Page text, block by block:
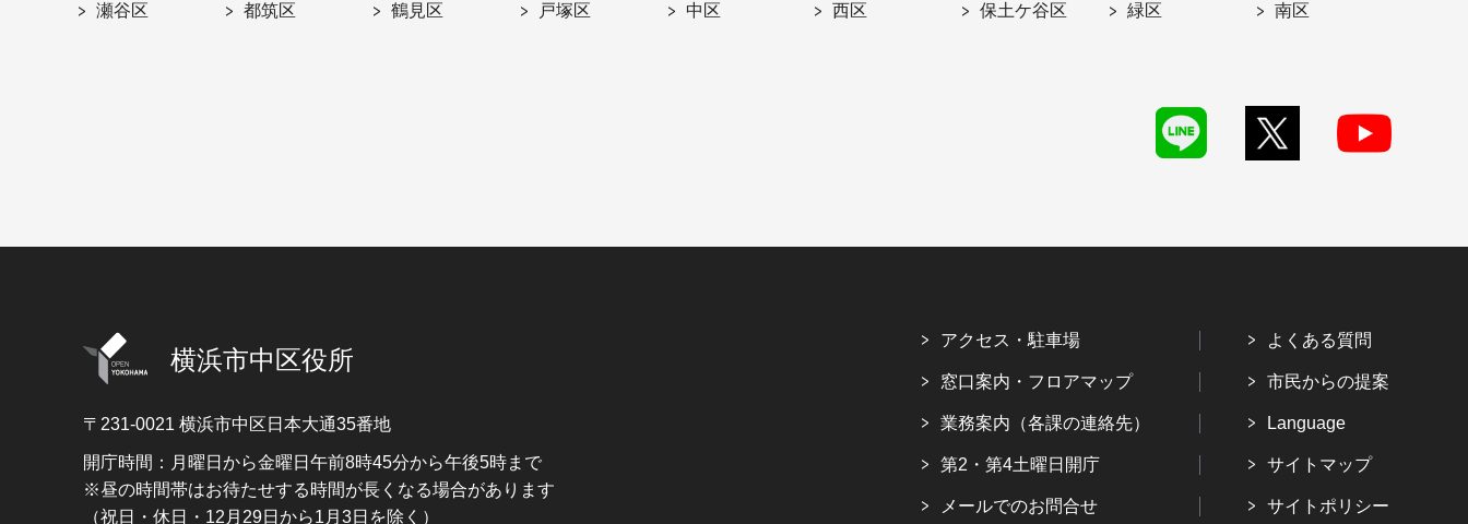
瀬谷区 都筑区 鶴見区 戸塚区 中区 西区 保土ケ谷区 緑区 南区
横浜市中区役所
〒231-0021 横浜市中区日本大通35番地
開庁時間：月曜日から金曜日午前8時45分から午後5時まで
※昼の時間帯はお待たせする時間が長くなる場合があります
（祝日・休日・12月29日から1月3日を除く）
アクセス・駐車場
窓口案内・フロアマップ
業務案内（各課の連絡先）
第2・第4土曜日開庁
メールでのお問合せ
よくある質問
市民からの提案
Language
サイトマップ
サイトポリシー